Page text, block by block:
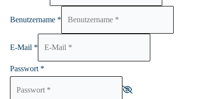
Benutzername *
E-Mail *
Passwort *